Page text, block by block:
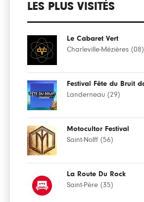
LES PLUS VISITÉS
Le Cabaret Vert
Charleville-Mézières (08)
Landerneau (29)
Motocultor Festival
Saint-Nolff (56)
La Route Du Rock
Saint-Père (35)